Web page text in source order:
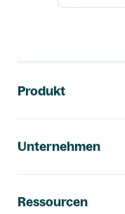
Produkt
Unternehmen
Ressourcen